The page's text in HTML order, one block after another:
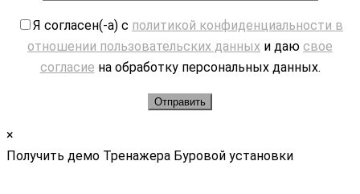
Я согласен(-а) с политикой конфиденциальности в
отношении пользовательских данных и даю свое
согласие на обработку персональных данных.
×
Получить демо Тренажера Буровой установки